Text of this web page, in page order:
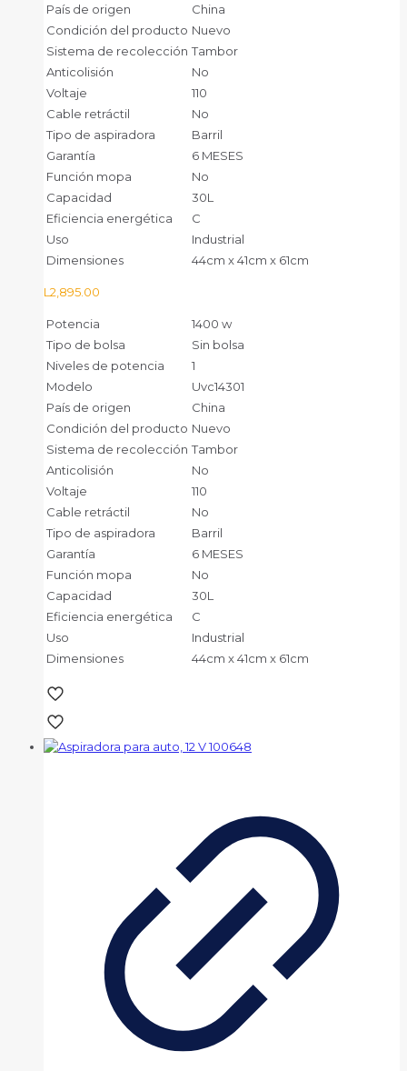
País de origen
China
Condición del producto Nuevo
Sistema de recolección Tambor
Anticolisión
No
Voltaje
110
Cable retráctil
No
Tipo de aspiradora
Barril
Garantía
6 MESES
Función mopa
No
Capacidad
30L
Eficiencia energética
C
Uso
Industrial
Dimensiones
44cm x 41cm x 61cm
L 2,895.00
Potencia
1400 w
Tipo de bolsa
Sin bolsa
Niveles de potencia
1
Modelo
Uvc14301
País de origen
China
Condición del producto Nuevo
Sistema de recolección Tambor
Anticolisión
No
Voltaje
110
Cable retráctil
No
Tipo de aspiradora
Barril
Garantía
6 MESES
Función mopa
No
Capacidad
30L
Eficiencia energética
C
Uso
Industrial
Dimensiones
44cm x 41cm x 61cm